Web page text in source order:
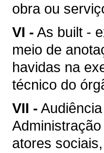
obra ou
VI - As built -
meio de
havidas na
técnico do
VII -
atores